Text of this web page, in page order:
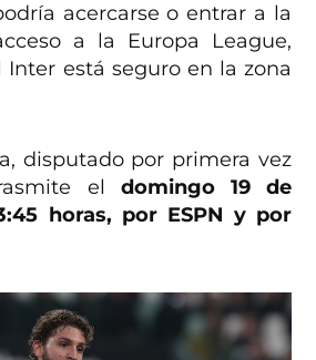
acercarse o entrar a la
a la Europa League,
está seguro en la zona
disputado por primera vez
el domingo 19 de
horas, por ESPN y por